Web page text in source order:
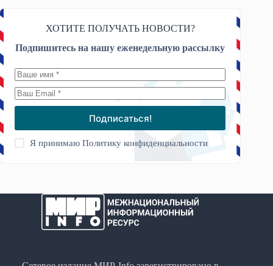
ХОТИТЕ ПОЛУЧАТЬ НОВОСТИ?
Подпишитесь на нашу еженедельную рассылку
Подписаться!
Я принимаюПолитику конфиденциальности